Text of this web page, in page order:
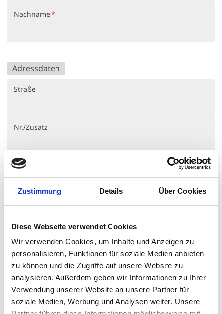
Zustimmung Details Über Cookies
Diese Webseite verwendet Cookies
Wir verwenden Cookies, um Inhalte und Anzeigen zu
personalisieren, Funktionen für soziale Medien anbieten
zu können und die Zugriffe auf unsere Website zu
analysieren. Außerdem geben wir Informationen zu Ihrer
Verwendung unserer Website an unsere Partner für
soziale Medien, Werbung und Analysen weiter. Unsere
Nachname*
Adressdaten
Straße
Nr./Zusatz
PLZ
Ort
Kontaktdaten
E-Mail *